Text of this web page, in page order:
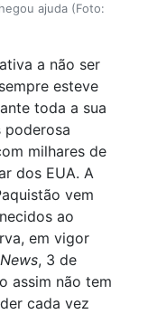
ajuda (Foto:
a não ser
esteve
toda a sua
poderosa
milhares de
dos EUA. A
vem
ao
em vigor
, 3 de
assim não tem
cada vez